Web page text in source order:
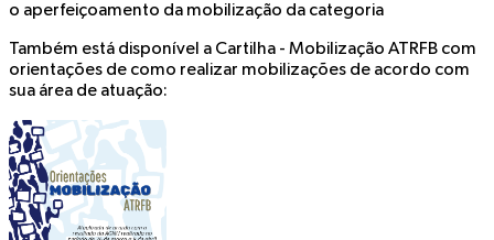
o aperfeiçoamento da mobilização da categoria
Também está disponível a Cartilha - Mobilização ATRFB com
orientações de como realizar mobilizações de acordo com
sua área de atuação: